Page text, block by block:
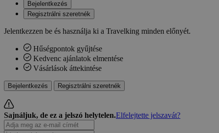
Bejelentkezés
Regisztrálni szeretnék
Jelentkezzen be és használja ki a Travelking minden előnyét.
Hűségpontok gyűjtése
Kedvenc ajánlatok elmentése
Vásárlások áttekintése
Bejelentkezés Regisztrálni szeretnék
Sajnáljuk, de ez a jelszó helytelen.Elfelejtette jelszavát?